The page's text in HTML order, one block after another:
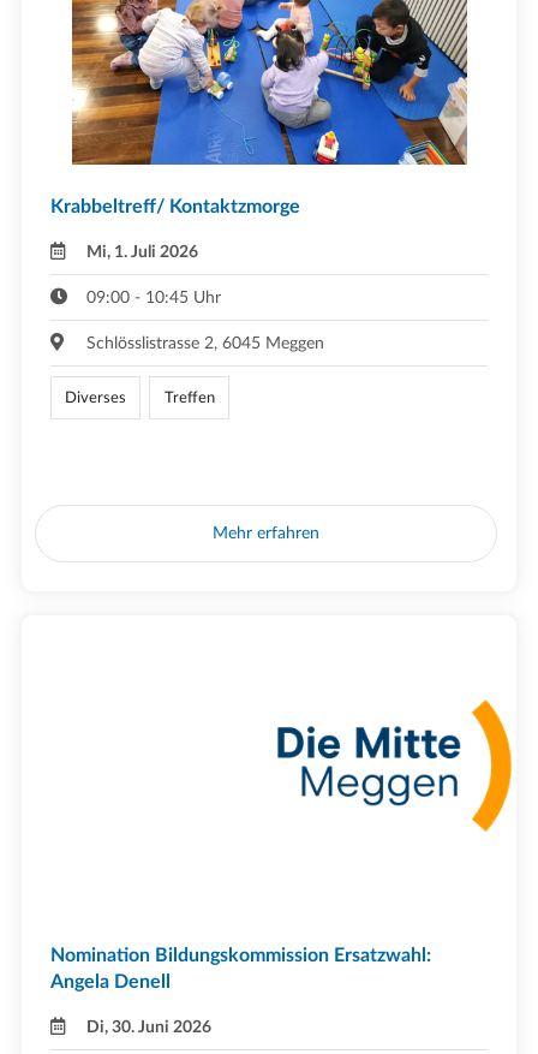
Krabbeltreff/ Kontaktzmorge
Mi, 1. Juli 2026
09:00 - 10:45 Uhr
Schlösslistrasse 2, 6045 Meggen
Diverses Treffen
Mehr erfahren
Nomination Bildungskommission Ersatzwahl:
Angela Denell
Di, 30. Juni 2026